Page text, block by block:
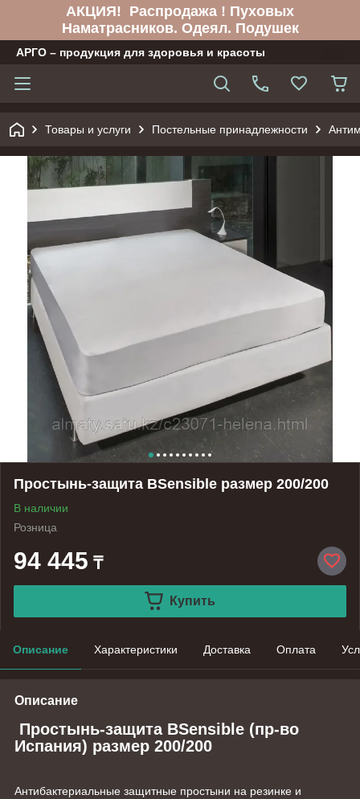
АКЦИЯ! Распродажа ! Пуховых
Наматрасников. Одеял. Подушек
АРГО – продукция для здоровья и красоты
Товары и услуги Постельные принадлежности
Простынь-защита BSensible размер 200/200
В наличии
Розница
94 445 ₸
Купить
Описание Характеристики Доставка Оплата
Описание
Простынь-защита BSensible (пр-во
Испания) размер 200/200
Антибактериальные защитные простыни на резинке и